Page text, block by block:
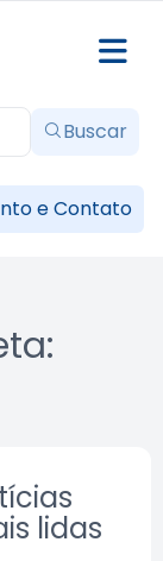
e Contato
Buscar
lidas